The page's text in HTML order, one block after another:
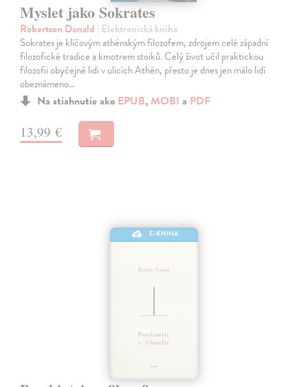
Myslet jako Sokrates
Robertson Donald | Elektronická kniha
Sokrates je klíčovým athénským filozofem, zdrojem celé západní
filozofické tradice a kmotrem stoiků. Celý život učil praktickou
filozofii obyčejné lidi v ulicích Athén, přesto je dnes jen málo lidí
obeznámeno…
Na stiahnutie ako EPUB, MOBI a PDF
13,99 €
E-KNIHA